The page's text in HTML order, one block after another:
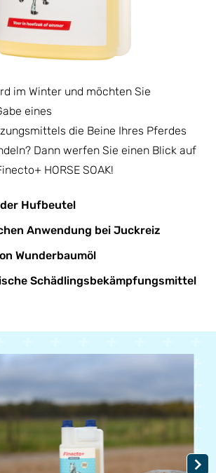
im Winter und möchten Sie
eines
die Beine Ihres Pferdes
Dann werfen Sie einen Blick auf
HORSE SOAK!
Hufbeutel
Anwendung bei Juckreiz
Wunderbaumöl
Schädlingsbekämpfungsmittel